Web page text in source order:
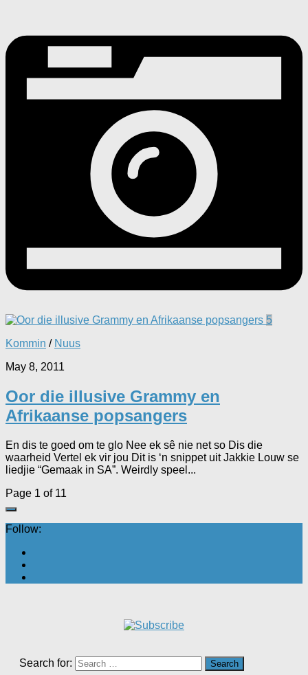
5
Kommin / Nuus
May 8, 2011
Oor die illusive Grammy en
Afrikaanse popsangers
En dis te goed om te glo Nee ek sê nie net so Dis die
waarheid Vertel ek vir jou Dit is ‘n snippet uit Jakkie Louw se
liedjie “Gemaak in SA”. Weirdly speel...
Page 1 of 11
Follow:
Search for: